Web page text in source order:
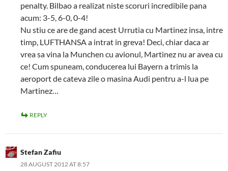
penalty. Bilbao a realizat niste scoruri incredibile pana
acum: 3-5, 6-0, 0-4!
Nu stiu ce are de gand acest Urrutia cu Martinez insa, intre
timp, LUFTHANSA a intrat in greva! Deci, chiar daca ar
vrea sa vina la Munchen cu avionul, Martinez nu ar avea cu
ce! Cum spuneam, conducerea lui Bayern a trimis la
aeroport de cateva zile o masina Audi pentru a-l lua pe
Martinez…
REPLY
Stefan Zafiu
28 AUGUST 2012 AT 8:57